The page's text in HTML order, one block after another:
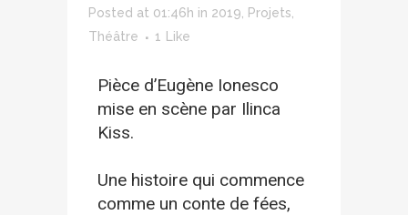
Posted at 01:46h in 2019 Projets
Théâtre
1 Like
Pièce d’Eugène Ionesco
mise en scène par Ilinca
Kiss.
Une histoire qui commence
comme un conte de fées,